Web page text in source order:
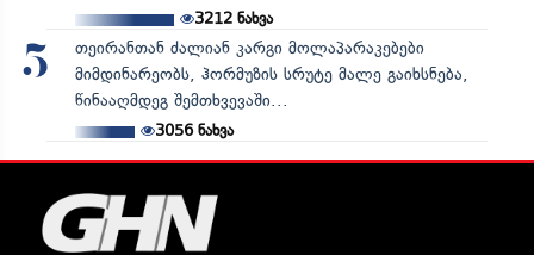
3212ნახვა
5
თეირანთან ძალიან კარგი მოლაპარაკებები
მიმდინარეობს, ჰორმუზის სრუტე მალე გაიხსნება,
წინააღმდეგ შემთხვევაში...
3056ნახვა